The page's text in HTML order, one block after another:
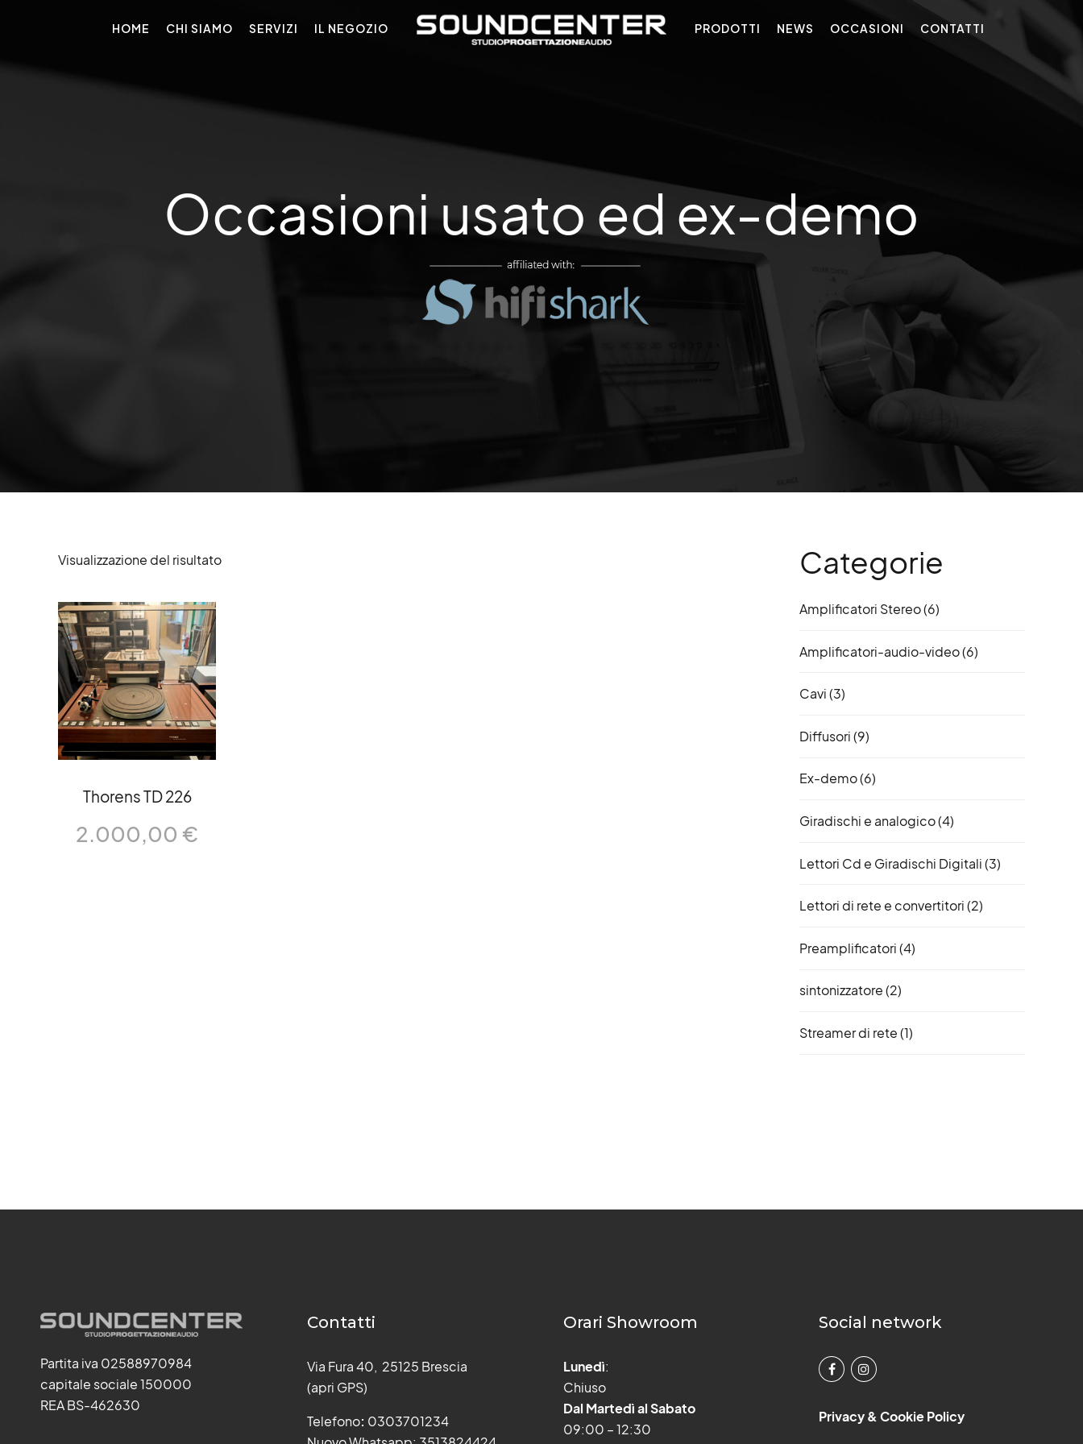
HOME CHI SIAMO SERVIZI IL NEGOZIO PRODOTTI NEWS OCCASIONI CONTATTI
Occasioni usato ed ex-demo
Visualizzazione del risultato
Thorens TD 226
2.000,00 €
Categorie
Amplificatori Stereo(6)
Amplificatori-audio-video(6)
Cavi(3)
Diffusori(9)
Ex-demo(6)
Giradischi e analogico(4)
Lettori Cd e Giradischi Digitali(3)
Lettori di rete e convertitori(2)
Preamplificatori(4)
sintonizzatore(2)
Streamer di rete(1)
Partita iva 02588970984
capitale sociale 150000
REA BS-462630
Contatti
Via Fura 40, 25125 Brescia
(apri GPS)
Telefono: 0303701234
Orari Showroom
Lunedì:
Chiuso
Dal Martedì al Sabato
09:00 – 12:30
Social network
Privacy & Cookie Policy